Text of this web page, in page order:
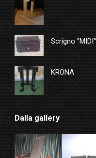
Scrigno "MIDI"
KRONA
Dalla gallery